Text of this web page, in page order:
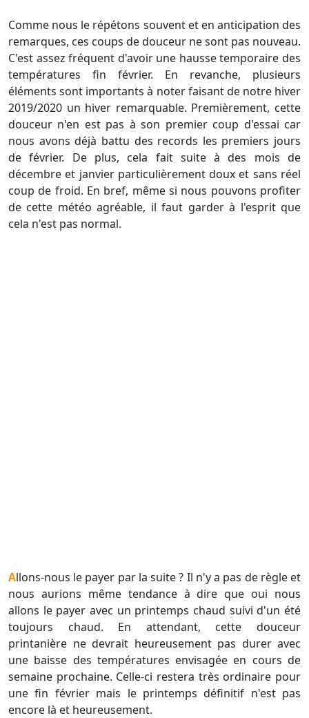
Comme nous le répétons souvent et en anticipation des
remarques, ces coups de douceur ne sont pas nouveau.
C'est assez fréquent d'avoir une hausse temporaire des
températures fin février. En revanche, plusieurs
éléments sont importants à noter faisant de notre hiver
2019/2020 un hiver remarquable. Premièrement, cette
douceur n'en est pas à son premier coup d'essai car
nous avons déjà battu des records les premiers jours
de février. De plus, cela fait suite à des mois de
décembre et janvier particulièrement doux et sans réel
coup de froid. En bref, même si nous pouvons profiter
de cette météo agréable, il faut garder à l'esprit que
cela n'est pas normal.
Allons-nous le payer par la suite ? Il n'y a pas de règle et
nous aurions même tendance à dire que oui nous
allons le payer avec un printemps chaud suivi d'un été
toujours chaud. En attendant, cette douceur
printanière ne devrait heureusement pas durer avec
une baisse des températures envisagée en cours de
semaine prochaine. Celle-ci restera très ordinaire pour
une fin février mais le printemps définitif n'est pas
encore là et heureusement.